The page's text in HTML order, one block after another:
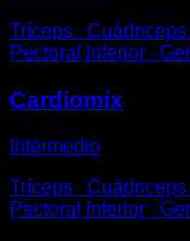
Tríceps ∙
Pectoral Inferior ∙
Cardiomix
Intermedio
Tríceps ∙
Pectoral Inferior ∙